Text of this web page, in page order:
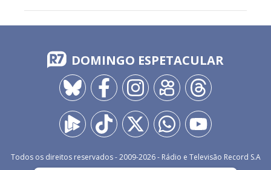
DOMINGO ESPETACULAR
Todos os direitos reservados - 2009-2026- Rádio e Televisão Record S.A